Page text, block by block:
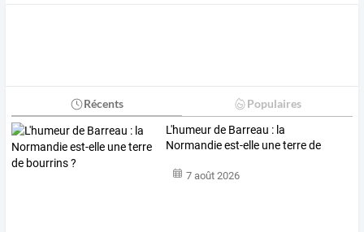
Récents Populaires
L'humeur de Barreau : la
Normandie est-elle une terre de
7 août 2026